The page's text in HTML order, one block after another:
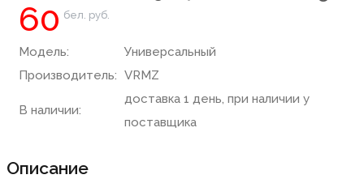
60 бел. руб.
Модель:
Универсальный
Производитель: VRMZ
В наличии:
доставка 1 день, при наличии у
поставщика
Описание